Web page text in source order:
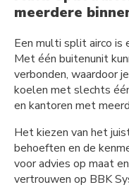
meerdere
Een multi split airco is
Met één buitenunit
verbonden, waardoor
koelen met slechts
en kantoren met
Het kiezen van het
behoeften en de
voor advies op maat
vertrouwen op BBK